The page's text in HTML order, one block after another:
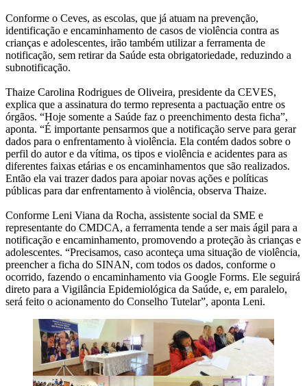
Conforme o Ceves, as escolas, que já atuam na prevenção,
identificação e encaminhamento de casos de violência contra as
crianças e adolescentes, irão também utilizar a ferramenta de
notificação, sem retirar da Saúde esta obrigatoriedade, reduzindo a
subnotificação.
Thaize Carolina Rodrigues de Oliveira, presidente da CEVES,
explica que a assinatura do termo representa a pactuação entre os
órgãos. “Hoje somente a Saúde faz o preenchimento desta ficha”,
aponta. “É importante pensarmos que a notificação serve para gerar
dados para o enfrentamento à violência. Ela contém dados sobre o
perfil do autor e da vítima, os tipos e violência e acidentes para as
diferentes faixas etárias e os encaminhamentos que são realizados.
Então ela vai trazer dados para apoiar novas ações e políticas
públicas para dar enfrentamento à violência, observa Thaize.
Conforme Leni Viana da Rocha, assistente social da SME e
representante do CMDCA, a ferramenta tende a ser mais ágil para a
notificação e encaminhamento, promovendo a proteção às crianças e
adolescentes. “Precisamos, caso aconteça uma situação de violência,
preencher a ficha do SINAN, com todos os dados, conforme o
ocorrido, fazendo o encaminhamento via Google Forms. Ele seguirá
direto para a Vigilância Epidemiológica da Saúde, e, em paralelo,
será feito o acionamento do Conselho Tutelar”, aponta Leni.